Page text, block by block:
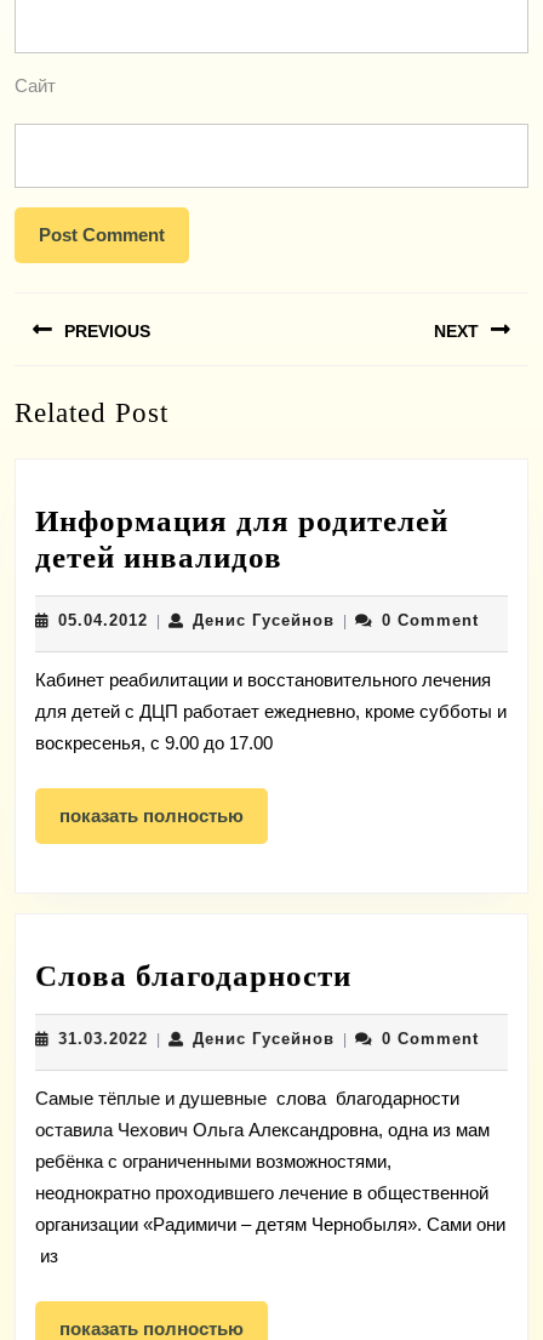
Сайт
по
PREVIOUS
post:
NEXT
Related Post
Информация для родителей
детей инвалидов
для
родителей
инвалидов
05.04.2012 05.04.2012
| Денис ГусейновДенис
| 0 Comment
Кабинет реабилитации и восстановительного лечения
для детей с ДЦП работает ежедневно, кроме субботы и
воскресенья, с 9.00 до 17.00
показать полностьюпоказать
полностью
Слова благодарности
31.03.2022 31.03.2022
| Денис ГусейновДенис
| 0 Comment
Самые тёплые и душевные слова благодарности
оставила Чехович Ольга Александровна, одна из мам
ребёнка с ограниченными возможностями,
неоднократно проходившего лечение в общественной
организации «Радимичи – детям Чернобыля». Сами они
из
показать полностьюпоказать